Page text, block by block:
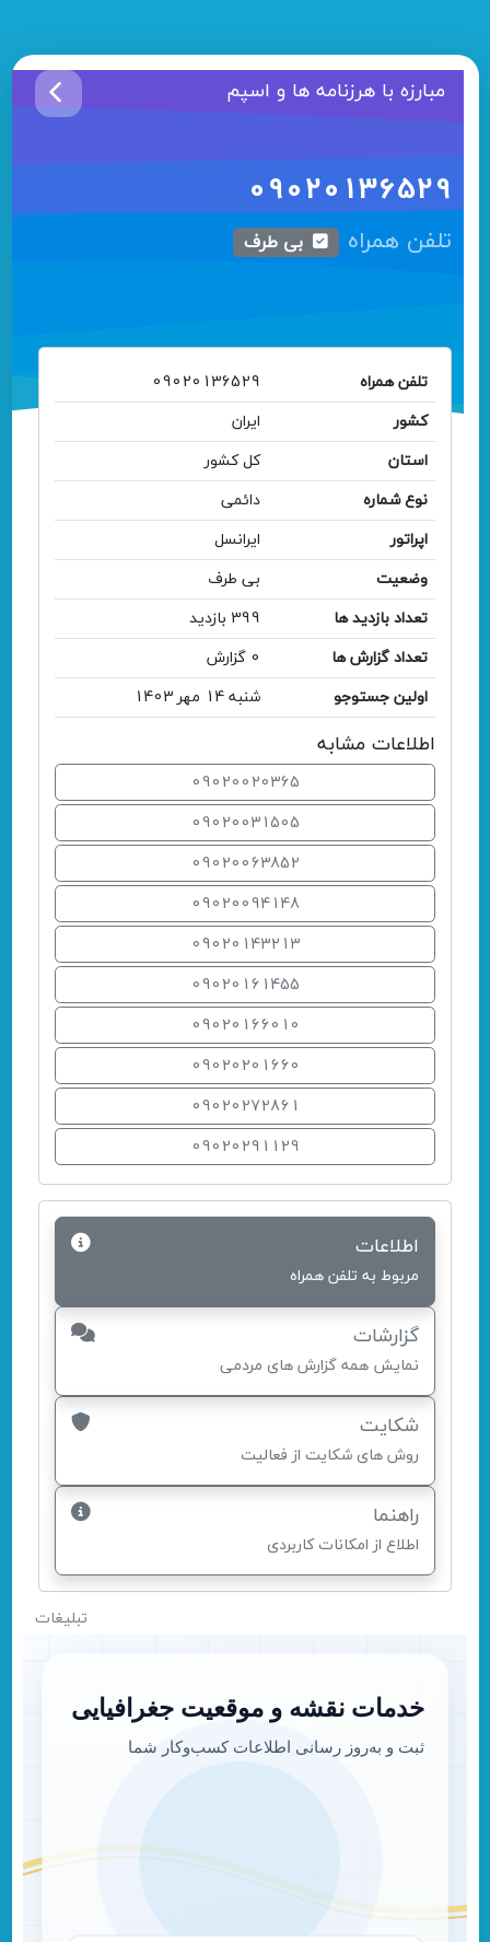
مبارزه با هرزنامه ها و اسپم
09020136529
تلفن همراه بی طرف
تلفن همراه
09020136529
کشور
ایران
استان
کل کشور
نوع شماره
دائمی
اپراتور
ایرانسل
وضعیت
بی طرف
تعداد بازدید ها
399 بازدید
تعداد گزارش ها
0 گزارش
اولین جستوجو
شنبه 14 مهر 1403
اطلاعات مشابه
09020020365
09020031505
09020063852
09020094148
09020143213
09020161455
09020166010
09020201660
09020272861
09020291129
اطلاعات
مربوط به تلفن همراه
گزارشات
نمایش همه گزارش های مردمی
شکایت
روش های شکایت از فعالیت
راهنما
اطلاع از امکانات کاربردی